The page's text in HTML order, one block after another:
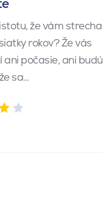
že vám strecha
rokov? Že vás
ani počasie, ani
sa…